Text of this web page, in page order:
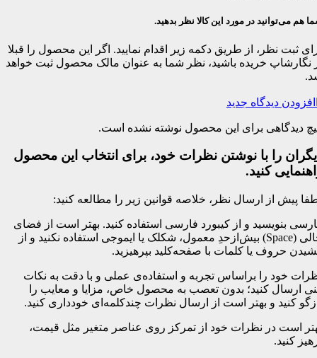
هم می‌توانید در مورد این کالا نظر بدهید.
ثبت نظر، از طریق دکمه زیر اقدام نمایید. اگر این محصول را قبلا
نگارشاپ خریده باشید، نظر شما به عنوان مالک محصول ثبت خواهد
افزودن دیدگاه جدید
دیدگاهی برای این محصول نوشته نشده است.
را با نوشتن نظرات خود، برای انتخاب این محصول
کنید.
پیش از ارسال نظر، خلاصه قوانین زیر را مطالعه کنید:
بنویسید و از کیبورد فارسی استفاده کنید. بهتر است از فضای
خالی (Space) بیش‌از‌حدِ معمول، شکلک یا ایموجی استفاده نکنید و از
حروف یا کلمات با صفحه‌کلید بپرهیزید.
خود را براساس تجربه و استفاده‌ی عملی و با دقت به نکات
ارسال کنید؛ بدون تعصب به محصول خاص، مزایا و معایب را
کنید و بهتر است از ارسال نظرات چندکلمه‌‌ای خودداری کنید.
است در نظرات خود از تمرکز روی عناصر متغیر مثل قیمت،
کنید.